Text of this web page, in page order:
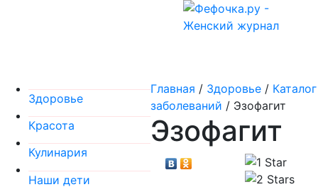
Здоровье
Красота
Кулинария
Наши дети
Главная / Здоровье / Каталог
заболеваний / Эзофагит
Эзофагит